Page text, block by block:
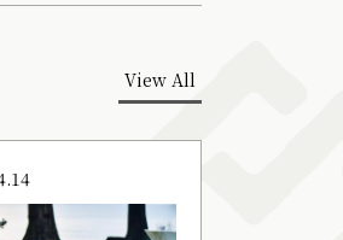
View All